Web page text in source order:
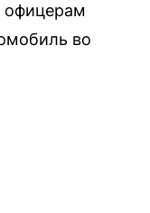
офицерам
во